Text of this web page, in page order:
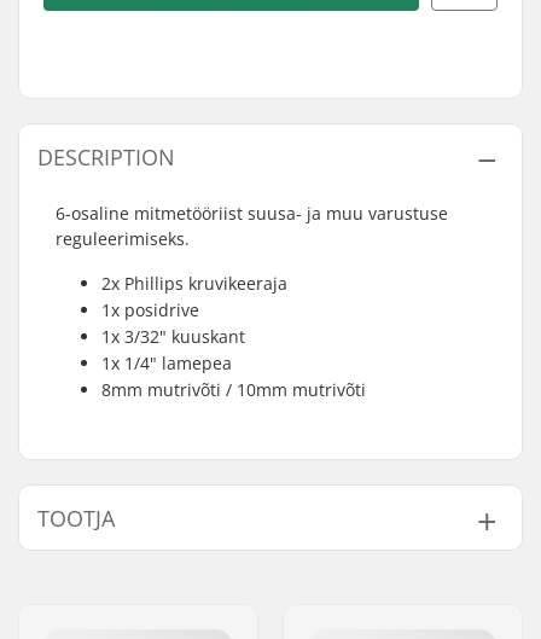
DESCRIPTION
6-osaline mitmetööriist suusa- ja muu varustuse
reguleerimiseks.
2x Phillips kruvikeeraja
1x posidrive
1x 3/32" kuuskant
1x 1/4" lamepea
8mm mutrivõti / 10mm mutrivõti
TOOTJA